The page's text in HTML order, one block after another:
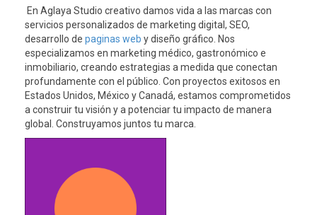
En Aglaya Studio creativo damos vida a las marcas con
servicios personalizados de marketing digital, SEO,
desarrollo de paginas web y diseño gráfico. Nos
especializamos en marketing médico, gastronómico e
inmobiliario, creando estrategias a medida que conectan
profundamente con el público. Con proyectos exitosos en
Estados Unidos, México y Canadá, estamos comprometidos
a construir tu visión y a potenciar tu impacto de manera
global. Construyamos juntos tu marca.